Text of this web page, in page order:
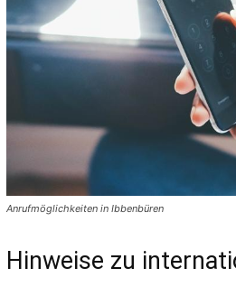
Anrufmöglichkeiten in Ibbenbüren
Hinweise zu